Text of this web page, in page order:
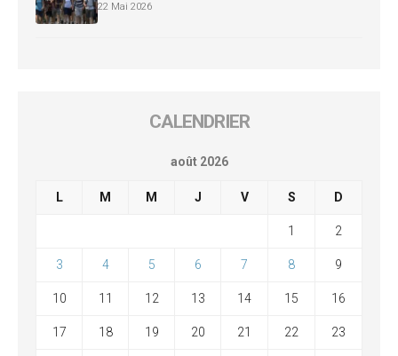
22 Mai 2026
CALENDRIER
août 2026
L M M J V S D
1 2
3 4 5 6 7 8 9
10 11 12 13 14 15 16
17 18 19 20 21 22 23